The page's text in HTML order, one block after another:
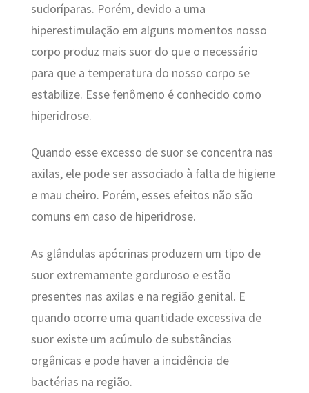
sudoríparas. Porém, devido a uma
hiperestimulação em alguns momentos nosso
corpo produz mais suor do que o necessário
para que a temperatura do nosso corpo se
estabilize. Esse fenômeno é conhecido como
hiperidrose.
Quando esse excesso de suor se concentra nas
axilas, ele pode ser associado à falta de higiene
e mau cheiro. Porém, esses efeitos não são
comuns em caso de hiperidrose.
As glândulas apócrinas produzem um tipo de
suor extremamente gorduroso e estão
presentes nas axilas e na região genital. E
quando ocorre uma quantidade excessiva de
suor existe um acúmulo de substâncias
orgânicas e pode haver a incidência de
bactérias na região.